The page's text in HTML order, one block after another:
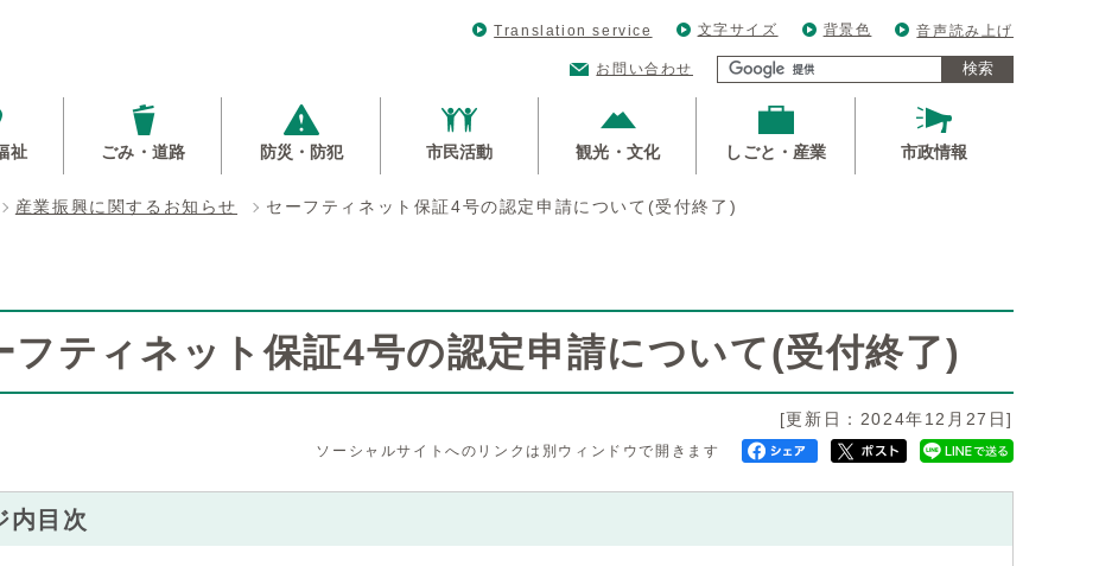
Translation service 文字サイズ 背景色 音声読み上げ
お問い合わせ 検索
祉 ごみ・道路 防災・防犯 市民活動 観光・文化 しごと・産業 市政情報
産業振興に関するお知らせ セーフティネット保証4号の認定申請について(受付終了)
フティネット保証4号の認定申請について(受付終了)
[更新日：2024年12月27日]
ソーシャルサイトへのリンクは別ウィンドウで開きます
内目次